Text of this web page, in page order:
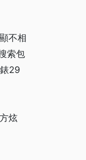
不相
索包
29
炫